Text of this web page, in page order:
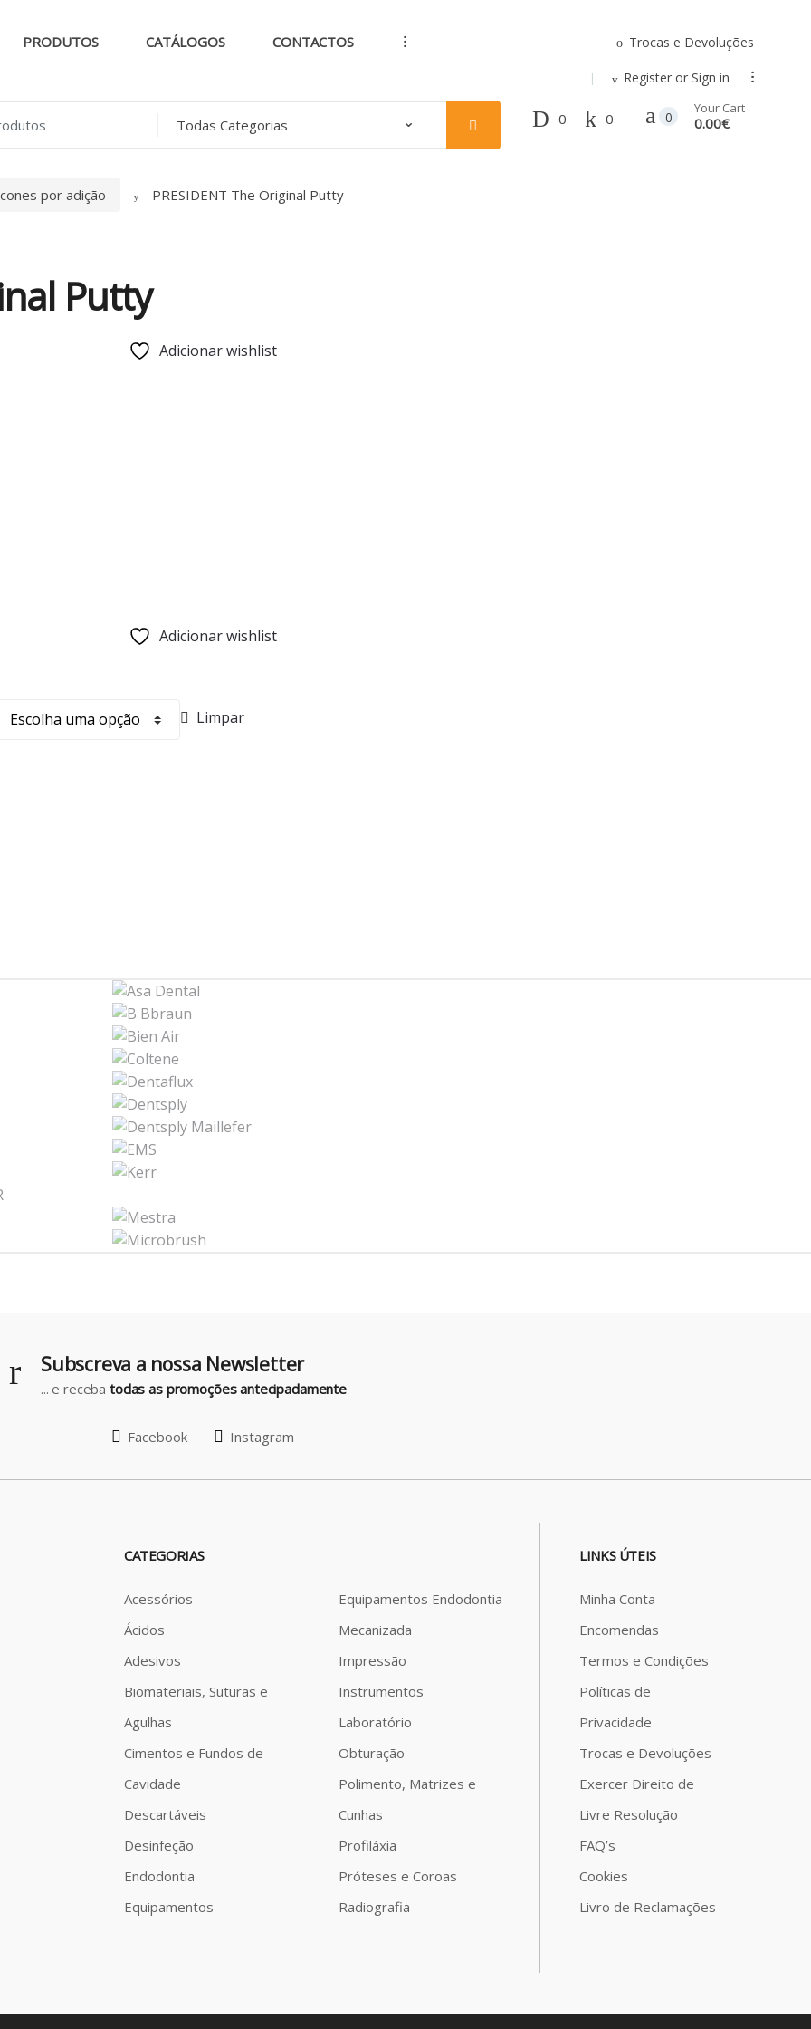
PRODUTOS CATÁLOGOS CONTACTOS ... Trocas e Devoluções
Register or Sign in ...
0 0 0
Your Cart
0.00€
por adição PRESIDENT The Original Putty
Putty
Adicionar wishlist
Adicionar wishlist
Limpar
Subscreva a nossa Newsletter
... e recebatodas as promoções antecipadamente
Facebook Instagram
CATEGORIAS
Acessórios
Ácidos
Adesivos
Biomateriais, Suturas e
Agulhas
Cimentos e Fundos de
Cavidade
Descartáveis
Desinfeção
Endodontia
Equipamentos
Equipamentos Endodontia
Mecanizada
Impressão
Instrumentos
Laboratório
Obturação
Polimento, Matrizes e
Cunhas
Profiláxia
Próteses e Coroas
Radiografia
LINKS ÚTEIS
Minha Conta
Encomendas
Termos e Condições
Políticas de
Privacidade
Trocas e Devoluções
Exercer Direito de
Livre Resolução
FAQ’s
Cookies
Livro de Reclamações